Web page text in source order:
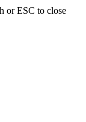
or ESC to close